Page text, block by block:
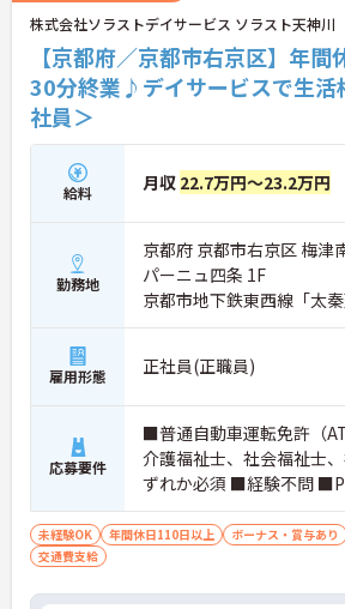
株式会社ソラストデイサービス ソラスト天神川
【京都府／京都市右京区】年
30分終業♪デイサービスで生活
社員＞
給料 月収 22.7万円～23.2万円
勤務地
京都府 京都市右京区 梅津
パーニュ四条 1F
京都市地下鉄東西線「太
ス・車8分
雇用形態 正社員(正職員)
応募要件
■普通自動車運転免許（
介護福祉士、社会福祉士
ずれか必須 ■経験不問
キルあれば尚可
未経験OK 年間休日110日以上 ボーナス・賞与あり
交通費支給